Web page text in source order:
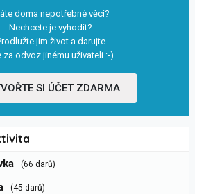
doma nepotřebné věci?
Nechcete je vyhodit?
jim život a darujte
za odvoz jinému uživateli :-)
SI ÚČET ZDARMA
(66 darů)
(45 darů)